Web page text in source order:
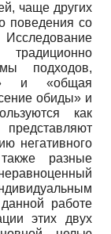
чаще других
поведения со
подходов,
и «общая
обиды» и
как
негативного
разные
работе
этих двух